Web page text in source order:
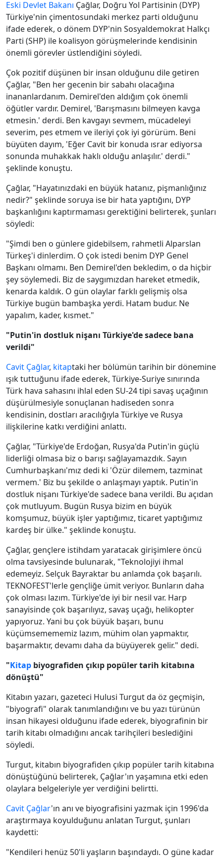
Eski Devlet Bakanı Çağlar, Doğru Yol Partisinin (DYP)
Türkiye'nin çimentosundaki merkez parti olduğunu
ifade ederek, o dönem DYP'nin Sosyaldemokrat Halkçı
Parti (SHP) ile koalisyon görüşmelerinde kendisinin
önemli görevler üstlendiğini söyledi.
Çok pozitif düşünen bir insan olduğunu dile getiren
Çağlar, "Ben her gecenin bir sabahı olacağına
inananlardanım. Demirel'den aldığım çok önemli
öğütler vardır. Demirel, 'Barışmasını bilmeyen kavga
etmesin.' derdi. Ben kavgayı sevmem, mücadeleyi
severim, pes etmem ve ileriyi çok iyi görürüm. Beni
büyüten dayım, 'Eğer Cavit bir konuda ısrar ediyorsa
sonunda muhakkak haklı olduğu anlaşılır.' derdi."
şeklinde konuştu.
Çağlar, "Hayatınızdaki en büyük hatanız, pişmanlığınız
nedir?" şeklinde soruya ise bir hata yaptığını, DYP
başkanlığını kaptırmaması gerektiğini belirterek, şunları
söyledi:
"Şimdi ben o günlere gidebilsem, rahmetli Alparslan
Türkeş'i dinlerdim. O çok istedi benim DYP Genel
Başkanı olmamı. Ben Demirel'den bekledim, o da hiçbir
şey söylemedi. Biz de saygımızdan hareket etmedik,
kenarda kaldık. O gün olaylar farklı gelişmiş olsa
Türkiye bugün bambaşka yerdi. Hatam budur. Ne
yapalım, kader, kısmet."
"Putin'in dostluk nişanı Türkiye'de sadece bana
verildi"
Cavit Çağlar, kitaptaki her bölümün tarihin bir dönemine
ışık tuttuğunu ifade ederek, Türkiye-Suriye sınırında
Türk hava sahasını ihlal eden SU-24 tipi savaş uçağının
düşürülmesiyle sonuçlanan hadiseden sonra
kendisinin, dostları aracılığıyla Türkiye ve Rusya
ilişkilerine katkı verdiğini anlattı.
Çağlar, "Türkiye'de Erdoğan, Rusya'da Putin'in güçlü
liderliği olmasa biz o barışı sağlayamazdık. Sayın
Cumhurbaşkanı'mız dedi ki 'Özür dilemem, tazminat
vermem.' Biz bu şekilde o anlaşmayı yaptık. Putin'in
dostluk nişanı Türkiye'de sadece bana verildi. Bu açıdan
çok mutluyum. Bugün Rusya bizim en büyük
komşumuz, büyük işler yaptığımız, ticaret yaptığımız
kardeş bir ülke." şeklinde konuştu.
Çağlar, gençlere istihdam yaratacak girişimlere öncü
olma tavsiyesinde bulunarak, "Teknolojiyi ihmal
edemeyiz. Selçuk Bayraktar bu anlamda çok başarılı.
TEKNOFEST'lerle gençliğe ümit veriyor. Bunların daha
çok olması lazım. Türkiye'de iyi bir nesil var. Harp
sanayisinde çok başarılıyız, savaş uçağı, helikopter
yapıyoruz. Yani bu çok büyük başarı, bunu
küçümsemememiz lazım, mühim olan yapmaktır,
başarmaktır, devamı daha da büyüyerek gelir." dedi.
"Kitap biyografiden çıkıp popüler tarih kitabına
dönüştü"
Kitabın yazarı, gazeteci Hulusi Turgut da öz geçmişin,
"biyografi" olarak tanımlandığını ve bu yazı türünün
insan hikayesi olduğunu ifade ederek, biyografinin bir
tarih kitabı olmadığını ancak tarihçileri beslediğini
söyledi.
Turgut, kitabın biyografiden çıkıp popüler tarih kitabına
dönüştüğünü belirterek, Çağlar'ın yaşamına etki eden
olaylara belgeleriyle yer verdiğini belirtti.
Cavit Çağlar'ın anı ve biyografisini yazmak için 1996'da
araştırmaya koyulduğunu anlatan Turgut, şunları
kaydetti:
"Kendileri henüz 50'li yaşların başındaydı. O güne kadar